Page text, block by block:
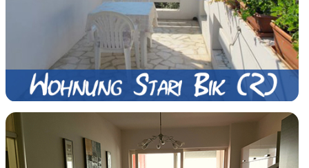
Schauen